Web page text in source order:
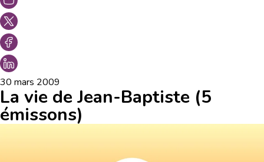
30 mars 2009
La vie de Jean-Baptiste (5
émissons)